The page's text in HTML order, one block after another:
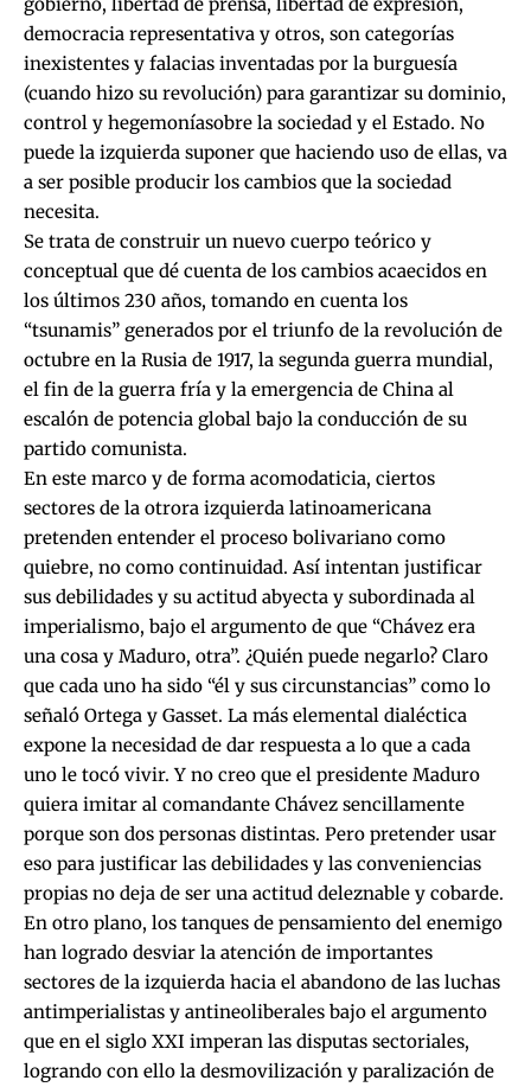
democracia representativa y otros, son categorías
inexistentes y falacias inventadas por la burguesía
(cuando hizo su revolución) para garantizar su dominio,
control y hegemoníasobre la sociedad y el Estado. No
puede la izquierda suponer que haciendo uso de ellas, va
a ser posible producir los cambios que la sociedad
necesita.
Se trata de construir un nuevo cuerpo teórico y
conceptual que dé cuenta de los cambios acaecidos en
los últimos 230 años, tomando en cuenta los
“tsunamis” generados por el triunfo de la revolución de
octubre en la Rusia de 1917, la segunda guerra mundial,
el fin de la guerra fría y la emergencia de China al
escalón de potencia global bajo la conducción de su
partido comunista.
En este marco y de forma acomodaticia, ciertos
sectores de la otrora izquierda latinoamericana
pretenden entender el proceso bolivariano como
quiebre, no como continuidad. Así intentan justificar
sus debilidades y su actitud abyecta y subordinada al
imperialismo, bajo el argumento de que “Chávez era
una cosa y Maduro, otra”. ¿Quién puede negarlo? Claro
que cada uno ha sido “él y sus circunstancias” como lo
señaló Ortega y Gasset. La más elemental dialéctica
expone la necesidad de dar respuesta a lo que a cada
uno le tocó vivir. Y no creo que el presidente Maduro
quiera imitar al comandante Chávez sencillamente
porque son dos personas distintas. Pero pretender usar
eso para justificar las debilidades y las conveniencias
propias no deja de ser una actitud deleznable y cobarde.
En otro plano, los tanques de pensamiento del enemigo
han logrado desviar la atención de importantes
sectores de la izquierda hacia el abandono de las luchas
antimperialistas y antineoliberales bajo el argumento
que en el siglo XXI imperan las disputas sectoriales,
logrando con ello la desmovilización y paralización de